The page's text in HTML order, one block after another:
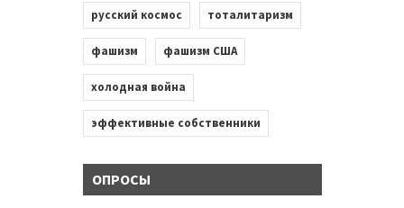
русский космос тоталитаризм
фашизм фашизм США
холодная война
эффективные собственники
ОПРОСЫ